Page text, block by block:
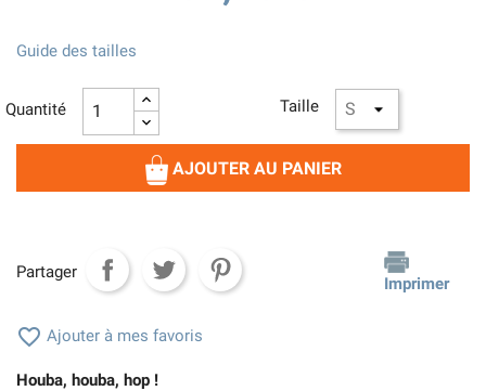
Taille
Guide des tailles
Quantité
AJOUTER AU PANIER
Partager
Imprimer
 Ajouter à mes favoris
Houba, houba, hop !